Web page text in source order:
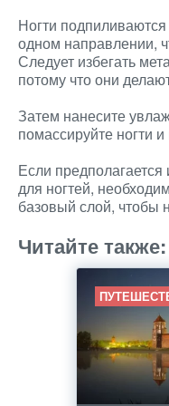
Ногти подпиливаются
одном направлении,
Следует избегать
потому что они
Затем нанесите
помассируйте ногти
Если предполагается
для ногтей,
базовый слой, чтобы
Читайте также: